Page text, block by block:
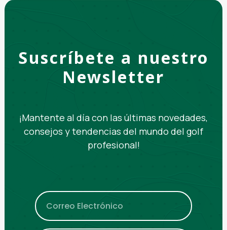
Suscríbete a nuestro
Newsletter
¡Mantente al día con las últimas novedades,
consejos y tendencias del mundo del golf
profesional!